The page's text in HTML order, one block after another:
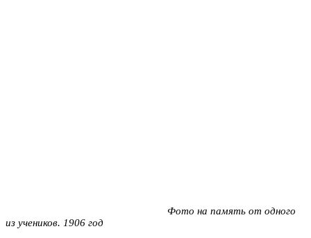
Фото на память от одного
из учеников. 1906 год